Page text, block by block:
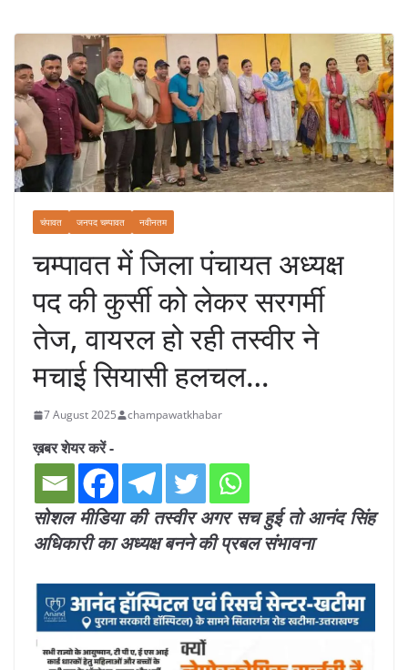
चंपावत जनपद चम्पावत नवीनतम
चम्पावत में जिला पंचायत अध्यक्ष
पद की कुर्सी को लेकर सरगर्मी
तेज, वायरल हो रही तस्वीर ने
मचाई सियासी हलचल…
7 August 2025 champawatkhabar
ख़बर शेयर करें -
सोशल मीडिया की तस्वीर अगर सच हुई तो आनंद सिंह
अधिकारी का अध्यक्ष बनने की प्रबल संभावना